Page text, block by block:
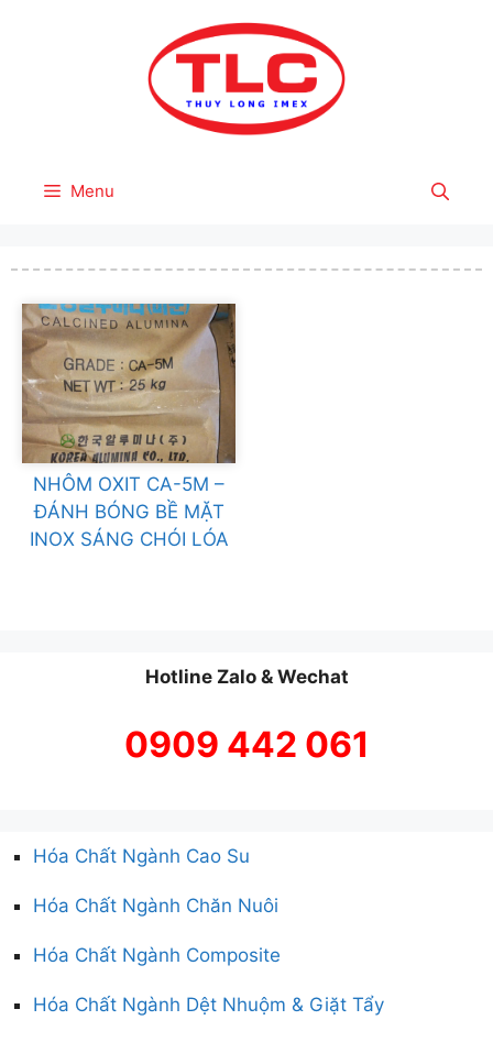
Menu
NHÔM OXIT CA-5M –
ĐÁNH BÓNG BỀ MẶT
INOX SÁNG CHÓI LÓA
Hotline Zalo & Wechat
0909 442 061
Hóa Chất Ngành Cao Su
Hóa Chất Ngành Chăn Nuôi
Hóa Chất Ngành Composite
Hóa Chất Ngành Dệt Nhuộm & Giặt Tẩy